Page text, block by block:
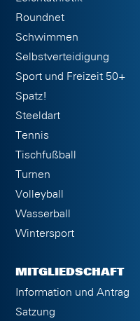
Roundnet
Schwimmen
Selbstverteidigung
Sport und Freizeit 50+
Spatz!
Steeldart
Tennis
Tischfußball
Turnen
Volleyball
Wasserball
Wintersport
MITGLIEDSCHAFT
Information und Antrag
Satzung